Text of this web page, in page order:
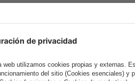
intentando entender el estado
consiste en utilizar agentes
velocidad durante las
ocultas y mapean